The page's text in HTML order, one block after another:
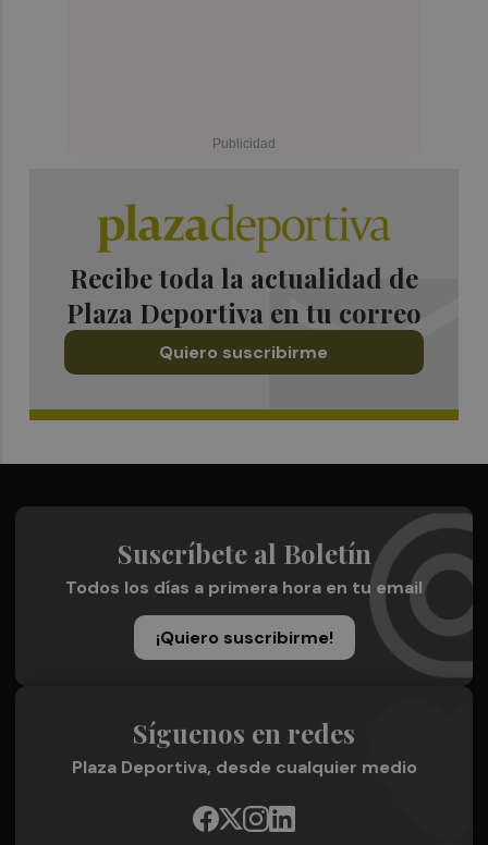
Recibe toda la actualidad de
Plaza Deportiva en tu correo
Quiero suscribirme
Suscríbete al Boletín
Todos los días a primera hora en tu email
¡Quiero suscribirme!
Síguenos en redes
Plaza Deportiva, desde cualquier medio